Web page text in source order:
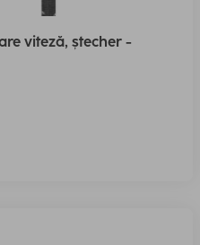
viteză, ștecher -